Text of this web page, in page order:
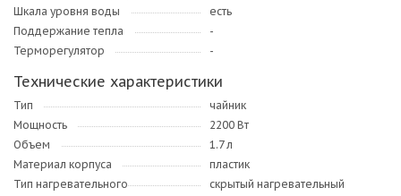
Шкала уровня воды
есть
Поддержание тепла
-
Терморегулятор
-
Технические характеристики
Тип
чайник
Мощность
2200 Вт
Объем
1.7 л
Материал корпуса
пластик
Тип нагревательного
скрытый нагревательный